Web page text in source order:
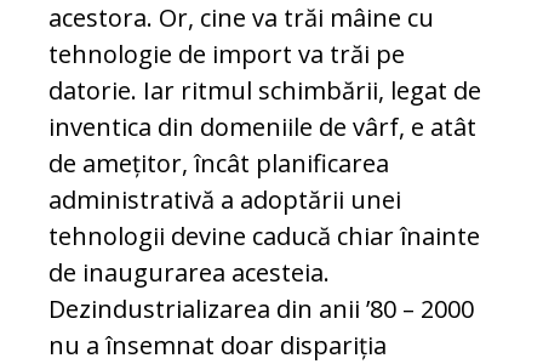
acestora. Or, cine va trăi mâine cu
tehnologie de import va trăi pe
datorie. Iar ritmul schimbării, legat de
inventica din domeniile de vârf, e atât
de amețitor, încât planificarea
administrativă a adoptării unei
tehnologii devine caducă chiar înainte
de inaugurarea acesteia.
Dezindustrializarea din anii ’80 – 2000
nu a însemnat doar dispariția